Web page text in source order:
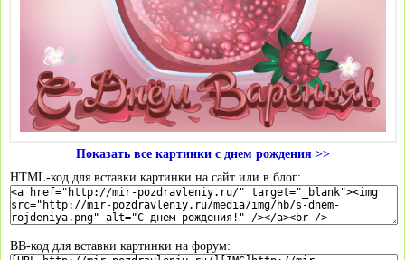
Показать все картинки с днем рождения >>
HTML-код для вставки картинки на сайт или в блог:
BB-код для вставки картинки на форум: